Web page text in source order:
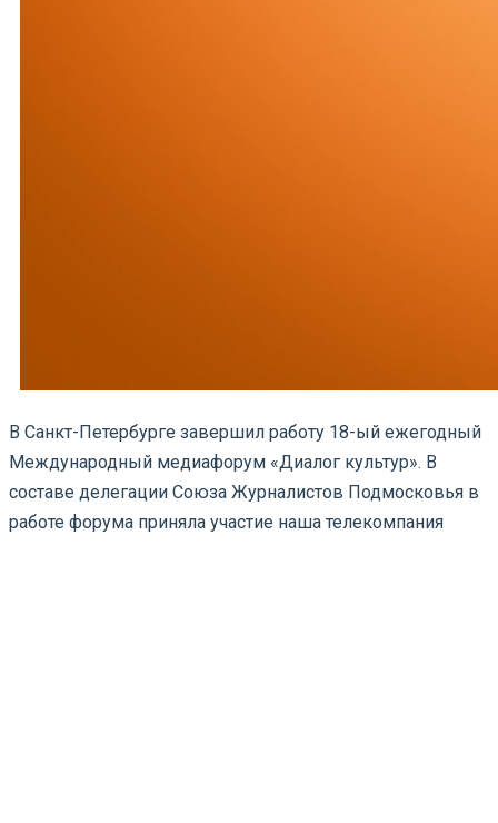
В Санкт-Петербурге завершил работу 18-ый ежегодный
Международный медиафорум «Диалог культур». В
составе делегации Союза Журналистов Подмосковья в
работе форума приняла участие наша телекомпания